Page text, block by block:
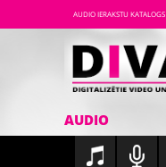
AUDIO IERAKSTU KATALOGS
AUDIO